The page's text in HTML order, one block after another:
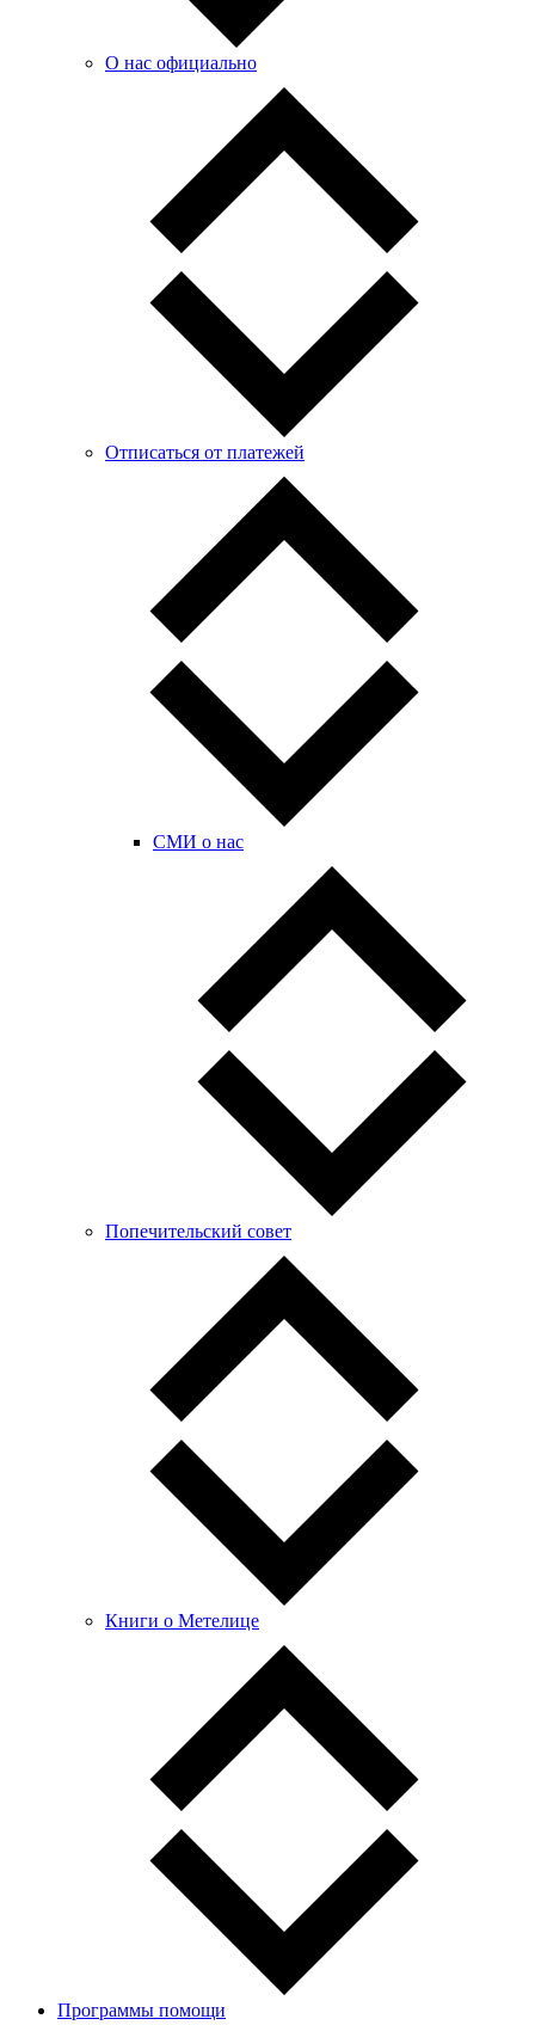
О нас официально
Отписаться от платежей
СМИ о нас
Попечительский совет
Книги о Метелице
Программы помощи